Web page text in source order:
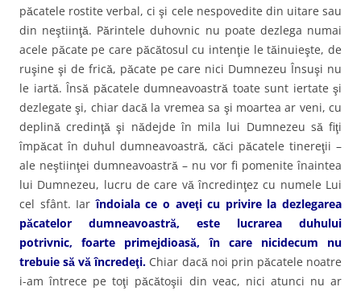
păcatele rostite verbal, ci şi cele nespovedite din uitare sau
din neştiinţă. Părintele duhovnic nu poate dezlega numai
acele păcate pe care păcătosul cu intenţie le tăinuieşte, de
ruşine şi de frică, păcate pe care nici Dumnezeu Însuşi nu
le iartă. Însă păcatele dumneavoastră toate sunt iertate şi
dezlegate şi, chiar dacă la vremea sa şi moartea ar veni, cu
deplină credinţă şi nădejde în mila lui Dumnezeu să fiţi
împăcat în duhul dumneavoastră, căci păcatele tinereţii –
ale neştiinţei dumneavoastră – nu vor fi pomenite înaintea
lui Dumnezeu, lucru de care vă încredinţez cu numele Lui
cel sfânt. Iarîndoiala ce o aveţi cu privire la dezlegarea
păcatelor dumneavoastră, este lucrarea duhului
potrivnic, foarte primejdioasă, în care nicidecum nu
trebuie să vă încredeţi. Chiar dacă noi prin păcatele noatre
i-am întrece pe toţi păcătoşii din veac, nici atunci nu ar